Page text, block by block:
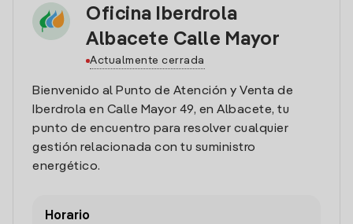
Oficina Iberdrola
Albacete Calle Mayor
Actualmente cerrada
Bienvenido al Punto de Atención y Venta de
Iberdrola en Calle Mayor 49, en Albacete, tu
punto de encuentro para resolver cualquier
gestión relacionada con tu suministro
energético.
Horario